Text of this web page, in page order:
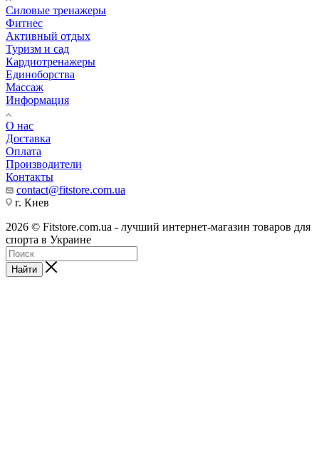
Силовые тренажеры
Фитнес
Активный отдых
Туризм и сад
Кардиотренажеры
Единоборства
Массаж
Информация
О нас
Доставка
Оплата
Производители
Контакты
contact@fitstore.com.ua
г. Киев
2026 © Fitstore.com.ua - лучший интернет-магазин товаров для
спорта в Украине
Найти